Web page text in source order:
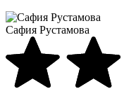
Сафия Рустамова